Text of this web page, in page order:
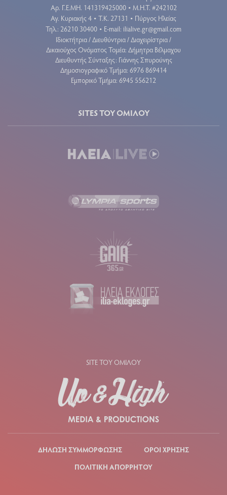
Aρ. Γ.Ε.ΜΗ. 141319425000 • Μ.Η.Τ. #242102
Αγ. Κυριακής 4 • Τ.Κ. 27131 • Πύργος Ηλείας
Τηλ.: 26210 30400 • E-mail: ilialive.gr@gmail.com
Ιδιοκτήτρια / Διευθύντρια / Διαχειρίστρια /
Δικαιούχος Ονόματος Τομέα: Δήμητρα Βέλμαχου
Διευθυντής Σύνταξης: Γιάννης Σπυρούνης
Δημοσιογραφικό Τμήμα: 6976 869414
Εμπορικό Τμήμα: 6945 556212
SITES ΤΟΥ ΟΜΙΛΟΥ
SITE ΤΟΥ ΟΜΙΛΟΥ
ΔΗΛΩΣΗ ΣΥΜΜΟΡΦΩΣΗΣ
ΟΡΟΙ ΧΡΗΣΗΣ
ΠΟΛΙΤΙΚΗ ΑΠΟΡΡΗΤΟΥ